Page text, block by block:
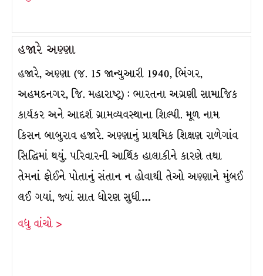
હજારે અણ્ણા
હજારે, અણ્ણા (જ. 15 જાન્યુઆરી 1940, ભિંગર,
અહમદનગર, જિ. મહારાષ્ટ્ર) : ભારતના અગ્રણી સામાજિક
કાર્યકર અને આદર્શ ગ્રામવ્યવસ્થાના શિલ્પી. મૂળ નામ
કિસન બાબુરાવ હજારે. અણ્ણાનું પ્રાથમિક શિક્ષણ રાળેગાંવ
સિદ્ધિમાં થયું. પરિવારની આર્થિક હાલાકીને કારણે તથા
તેમનાં ફોઈને પોતાનું સંતાન ન હોવાથી તેઓ અણ્ણાને મુંબઈ
લઈ ગયાં, જ્યાં સાત ધોરણ સુધી…
વધુ વાંચો >